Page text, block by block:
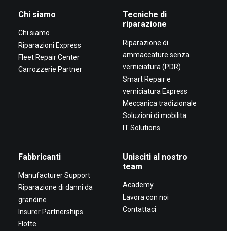
Chi siamo
Chi siamo
Riparazioni Express
Fleet Repair Center
Carrozzerie Partner
Tecniche di
riparazione
Riparazione di
ammaccature senza
verniciatura (PDR)
Smart Repair e
verniciatura Express
Meccanica tradizionale
Soluzioni di mobilita
IT Solutions
Fabbricanti
Manufacturer Support
Riparazione di danni da
grandine
Insurer Partnerships
Flotte
Unisciti al nostro
team
Academy
Lavora con noi
Contattaci